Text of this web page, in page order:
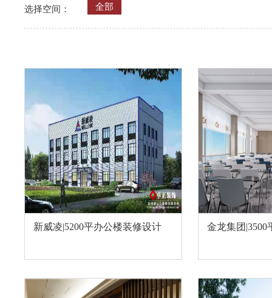
选择空间： 全部
新威凌|5200平办公楼装修设计 金龙集团|3500